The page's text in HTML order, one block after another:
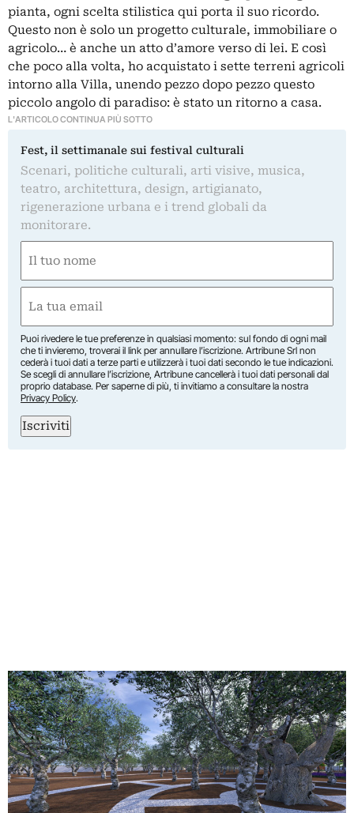
pianta, ogni scelta stilistica qui porta il suo ricordo.
Questo non è solo un progetto culturale, immobiliare o
agricolo… è anche un atto d’amore verso di lei. E così
che poco alla volta, ho acquistato i sette terreni agricoli
intorno alla Villa, unendo pezzo dopo pezzo questo
piccolo angolo di paradiso: è stato un ritorno a casa.
L'ARTICOLO CONTINUA PIÙ SOTTO
Fest, il settimanale sui festival culturali
Scenari, politiche culturali, arti visive, musica,
teatro, architettura, design, artigianato,
rigenerazione urbana e i trend globali da
monitorare.
(Required)
First
(Required)
Puoi rivedere le tue preferenze in qualsiasi momento: sul fondo di ogni mail
che ti invieremo, troverai il link per annullare l’iscrizione. Artribune Srl non
cederà i tuoi dati a terze parti e utilizzerà i tuoi dati secondo le tue indicazioni.
Se scegli di annullare l’iscrizione, Artribune cancellerà i tuoi dati personali dal
proprio database. Per saperne di più, ti invitiamo a consultare la nostra
Privacy Policy.
Iscriviti